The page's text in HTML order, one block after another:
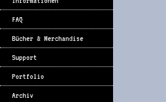
FAQ
Bücher & Merchandise
Support
Portfolio
Archiv